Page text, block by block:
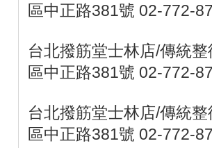
區中正路381號 02-772-
台北撥筋堂士林店/傳統
區中正路381號 02-772-
台北撥筋堂士林店/傳統
區中正路381號 02-772-